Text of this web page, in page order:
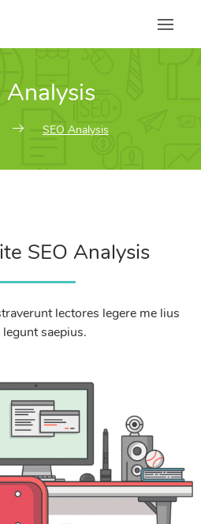
Analysis
SEO Analysis
SEO Analysis
lectores legere me lius
saepius.